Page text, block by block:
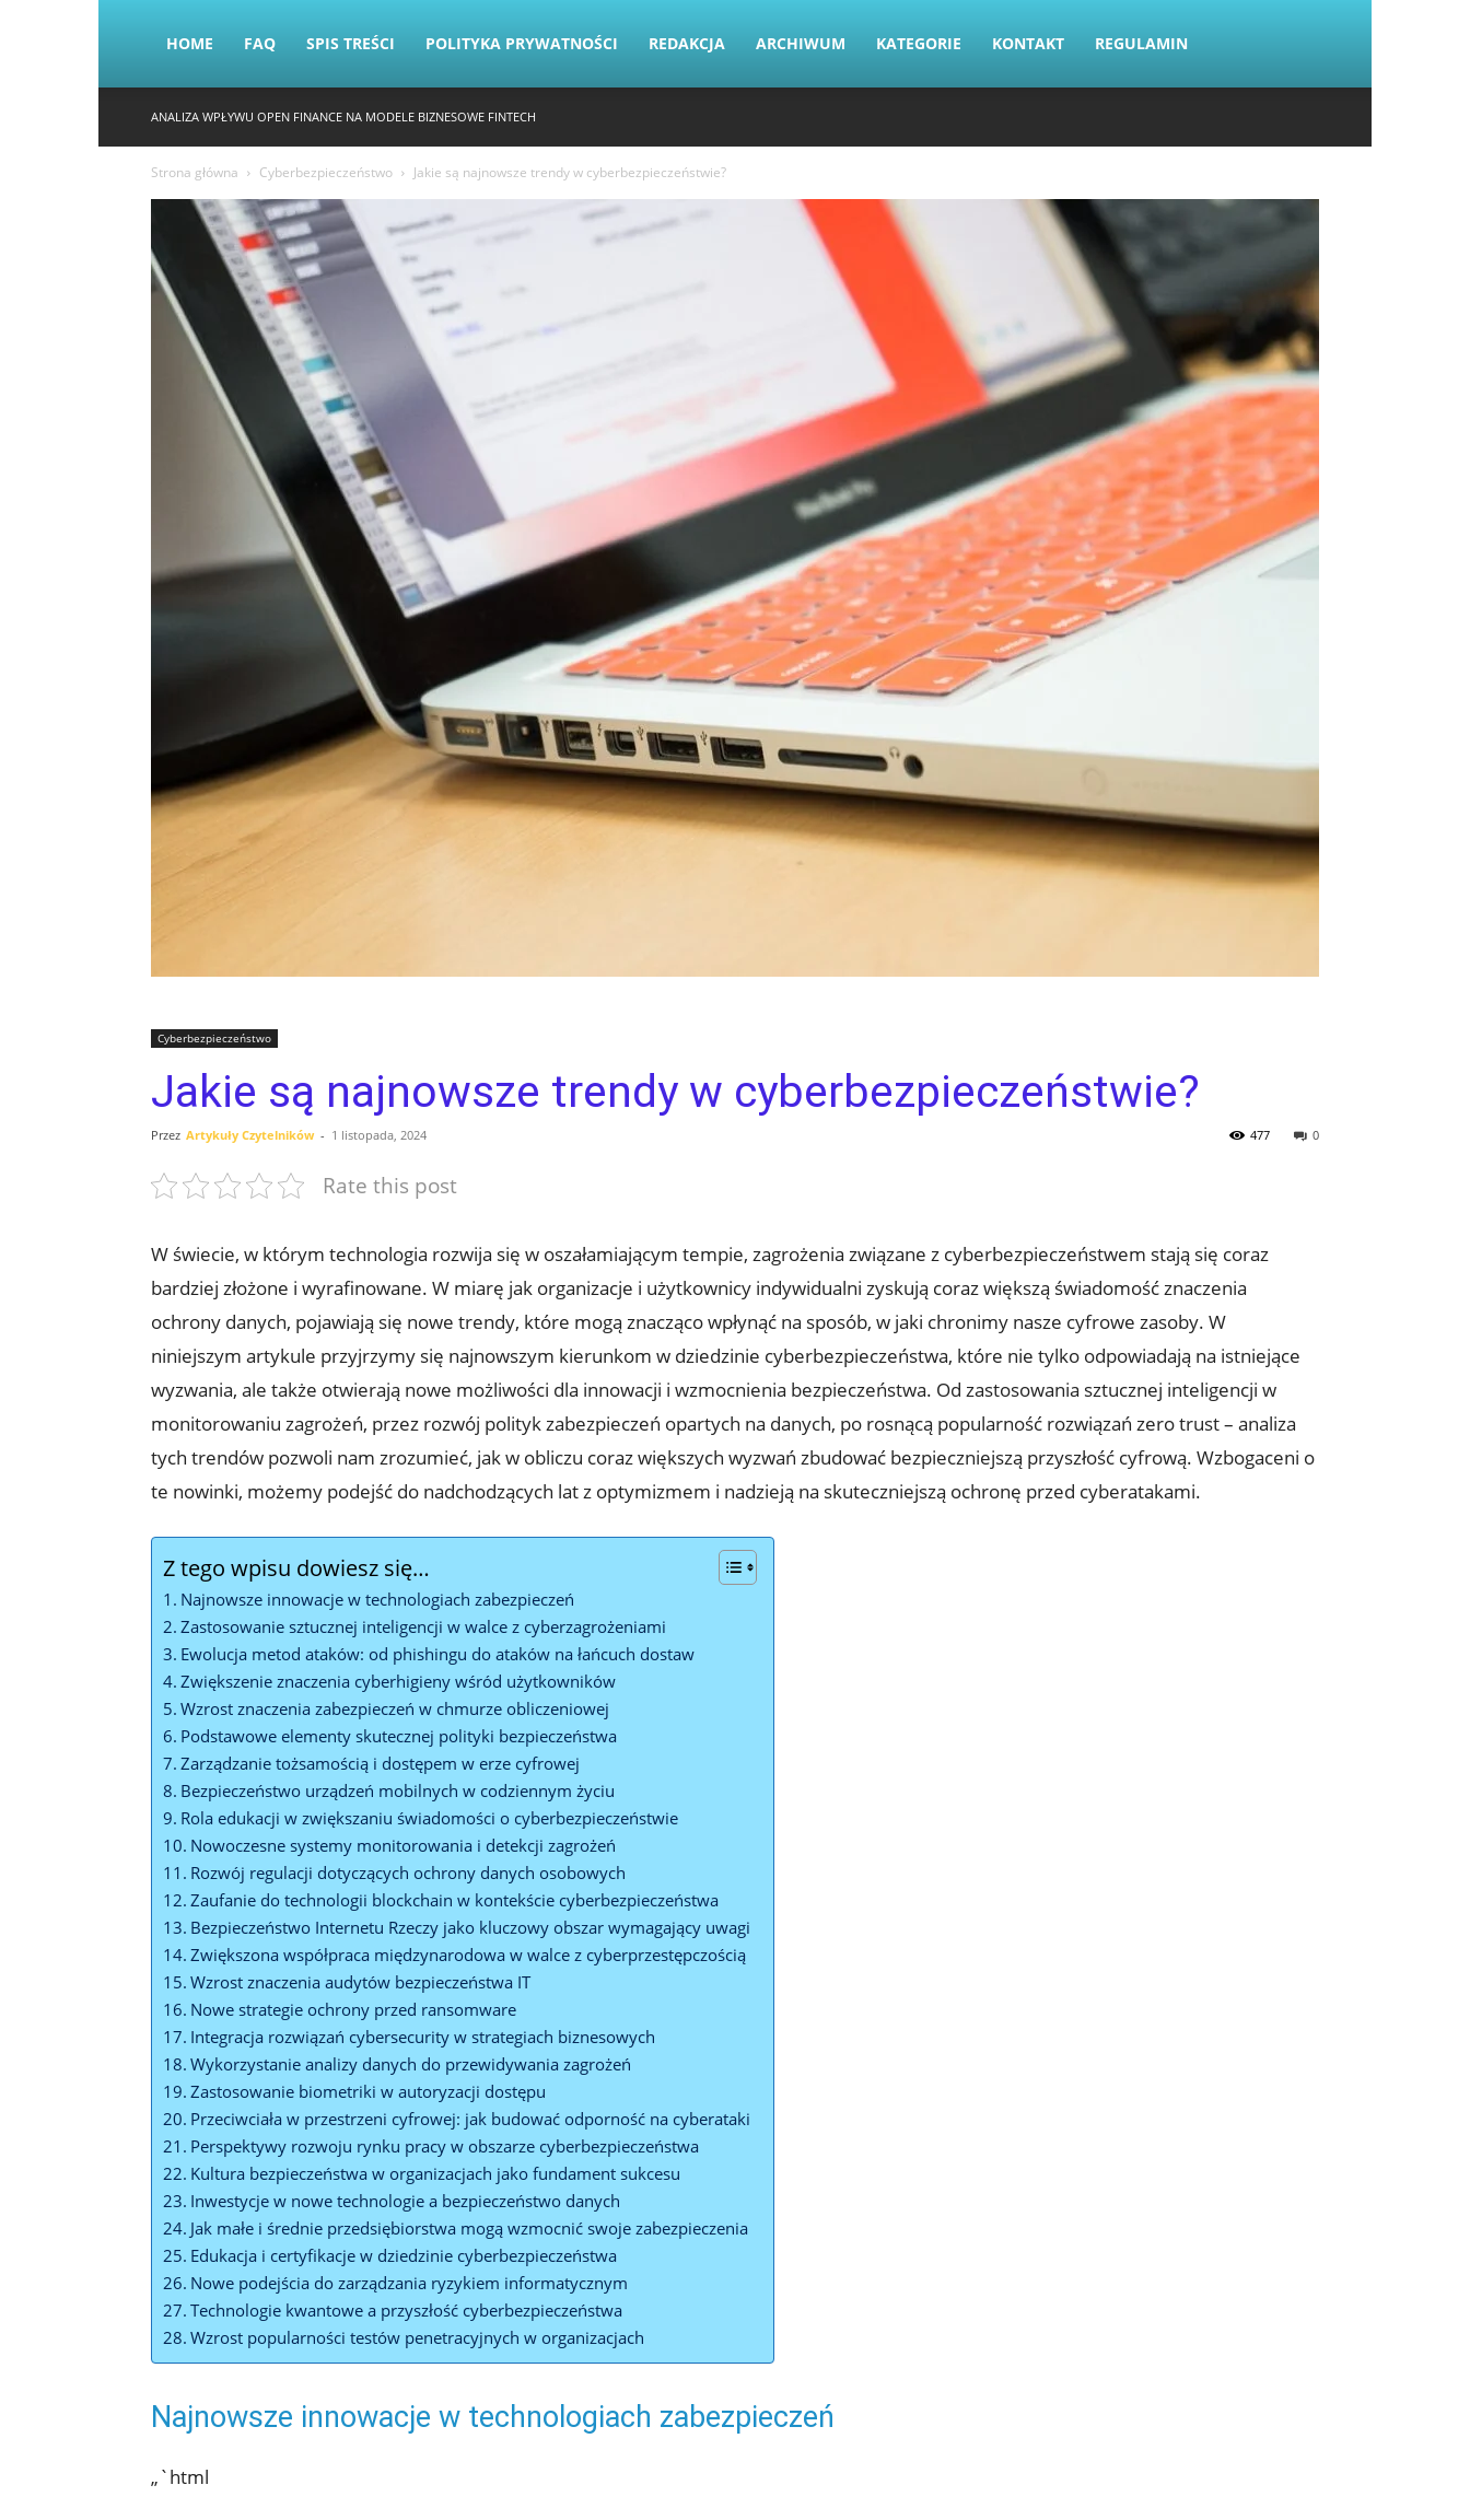
HOME FAQ SPIS TREŚCI POLITYKA PRYWATNOŚCI REDAKCJA ARCHIWUM KATEGORIE KONTAKT REGULAMIN
ANALIZA WPŁYWU OPEN FINANCE NA MODELE BIZNESOWE FINTECH
Strona główna Cyberbezpieczeństwo Jakie są najnowsze trendy w cyberbezpieczeństwie?
Cyberbezpieczeństwo
Jakie są najnowsze trendy w cyberbezpieczeństwie?
Przez Artykuły Czytelników - 1 listopada, 2024 0
477
Rate this post
W świecie, w którym technologia rozwija⁢ się w oszałamiającym tempie, zagrożenia związane⁣ z cyberbezpieczeństwem stają się coraz
bardziej złożone‍ i wyrafinowane.​ W miarę jak organizacje i użytkownicy indywidualni zyskują coraz większą ⁢świadomość znaczenia
ochrony danych, ‍pojawiają się nowe trendy, które mogą znacząco wpłynąć na sposób, w ‍jaki chronimy nasze cyfrowe zasoby. W
niniejszym artykule przyjrzymy się najnowszym kierunkom w​ dziedzinie cyberbezpieczeństwa, które⁤ nie tylko odpowiadają na istniejące
wyzwania,⁣ ale także otwierają nowe możliwości ‌dla innowacji ⁤i wzmocnienia bezpieczeństwa. Od zastosowania sztucznej inteligencji ⁣w
monitorowaniu zagrożeń, ‌przez rozwój polityk ⁢zabezpieczeń opartych ⁣na ‌danych, po ⁣rosnącą popularność rozwiązań zero trust ⁣– analiza
tych⁤ trendów pozwoli nam ​zrozumieć, jak w obliczu coraz większych wyzwań zbudować bezpieczniejszą przyszłość‌ cyfrową. Wzbogaceni o
te nowinki, ‍możemy podejść⁢ do nadchodzących lat z optymizmem‍ i ​nadzieją na skuteczniejszą ochronę przed cyberatakami.
Z tego wpisu dowiesz się…
Najnowsze innowacje w ⁢technologiach zabezpieczeń
Zastosowanie⁣ sztucznej inteligencji w walce‌ z cyberzagrożeniami
Ewolucja metod ⁢ataków: od phishingu do ataków na łańcuch‌ dostaw
Zwiększenie znaczenia cyberhigieny wśród użytkowników
Wzrost znaczenia zabezpieczeń w chmurze obliczeniowej
Podstawowe‌ elementy skutecznej polityki⁤ bezpieczeństwa
Zarządzanie tożsamością i dostępem w erze cyfrowej
Bezpieczeństwo urządzeń mobilnych w codziennym życiu
Rola edukacji w zwiększaniu świadomości o cyberbezpieczeństwie
Nowoczesne systemy monitorowania i detekcji zagrożeń
Rozwój regulacji dotyczących ochrony danych osobowych
Zaufanie do technologii blockchain w‌ kontekście cyberbezpieczeństwa
Bezpieczeństwo‌ Internetu Rzeczy jako‌ kluczowy obszar wymagający‍ uwagi
Zwiększona ‌współpraca międzynarodowa w walce z cyberprzestępczością
Wzrost znaczenia audytów ⁤bezpieczeństwa IT
Nowe strategie ochrony przed ransomware
Integracja rozwiązań​ cybersecurity w strategiach biznesowych
Wykorzystanie analizy danych do⁤ przewidywania zagrożeń
Zastosowanie biometriki w autoryzacji dostępu
Przeciwciała w⁣ przestrzeni cyfrowej: jak budować odporność na cyberataki
Perspektywy rozwoju rynku pracy w‌ obszarze cyberbezpieczeństwa
Kultura bezpieczeństwa w organizacjach jako‌ fundament ⁣sukcesu
Inwestycje w nowe technologie a bezpieczeństwo danych
Jak ‌małe ⁤i średnie przedsiębiorstwa mogą wzmocnić swoje zabezpieczenia
Edukacja i ​certyfikacje w​ dziedzinie cyberbezpieczeństwa
Nowe podejścia do zarządzania ryzykiem informatycznym
Technologie kwantowe a przyszłość cyberbezpieczeństwa
Wzrost‍ popularności testów penetracyjnych w organizacjach
Najnowsze innowacje w ⁢technologiach zabezpieczeń
„`html